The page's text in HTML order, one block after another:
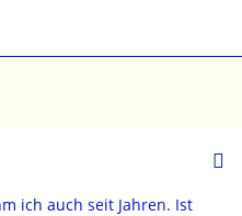
ich auch seit Jahren. Ist